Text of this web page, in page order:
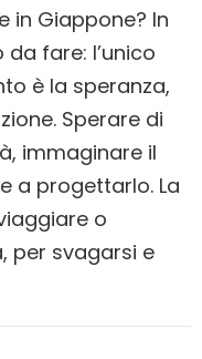
in Giappone? In
fare: l’unico
è la speranza,
Sperare di
immaginare il
a progettarlo. La
o
per svagarsi e